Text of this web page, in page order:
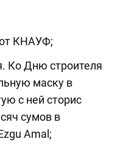
КНАУФ;
Ко Дню строителя
маску в
с ней сторис
сумов в
Amal;